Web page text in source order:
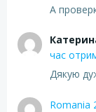
А
час
Дякую
Romania